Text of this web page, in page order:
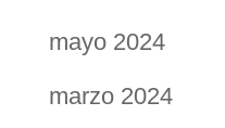
mayo 2024
marzo 2024